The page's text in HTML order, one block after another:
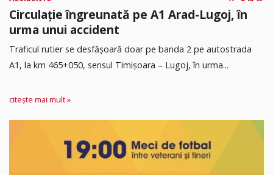
Circulație îngreunată pe A1 Arad-Lugoj, în
urma unui accident
Traficul rutier se desfășoară doar pe banda 2 pe autostrada
A1, la km 465+050, sensul Timişoara – Lugoj, în urma...
citește mai mult »